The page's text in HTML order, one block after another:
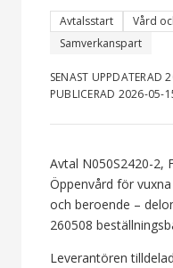
Avtalsstart Vård
Samverkanspart
SENAST UPPDATERAD
PUBLICERAD 2026-05-
Avtal N050S2420-2,
Öppenvård för
och beroende –
260508
Leverantören